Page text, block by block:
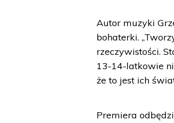
Autor muzyki
bohaterki.
rzeczywistości.
13-14-latkowie
że to jest ich
Premiera